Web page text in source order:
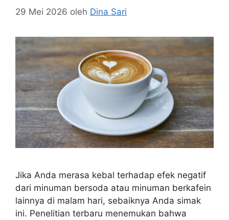
29 Mei 2026 oleh Dina Sari
Jika Anda merasa kebal terhadap efek negatif
dari minuman bersoda atau minuman berkafein
lainnya di malam hari, sebaiknya Anda simak
ini. Penelitian terbaru menemukan bahwa